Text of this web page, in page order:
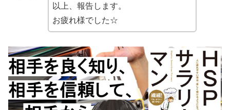
以上、報告します。
お疲れ様でした☆